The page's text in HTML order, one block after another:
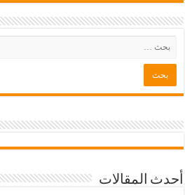
أحدث المقالات